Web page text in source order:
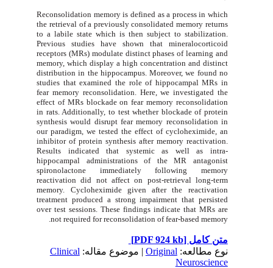
Reconsolidation memory is defined as a process in which
the retrieval of a previously consolidated memory returns
to a labile state which is then subject to stabilization.
Previous studies have shown that mineralocorticoid
receptors (MRs) modulate distinct phases of learning and
memory, which display a high concentration and distinct
distribution in the hippocampus. Moreover, we found no
studies that examined the role of hippocampal MRs in
fear memory reconsolidation. Here, we investigated the
effect of MRs blockade on fear memory reconsolidation
in rats. Additionally, to test whether blockade of protein
synthesis would disrupt fear memory reconsolidation in
our paradigm, we tested the effect of cycloheximide, an
inhibitor of protein synthesis after memory reactivation.
Results indicated that systemic as well as intra-
hippocampal administrations of the MR antagonist
spironolactone immediately following memory
reactivation did not affect on post-retrieval long-term
memory. Cycloheximide given after the reactivation
treatment produced a strong impairment that persisted
over test sessions. These findings indicate that MRs are
not required for reconsolidation of fear-based memory.
متن کامل[PDF 924 kb]
نوع مطالعه:Original| موضوع مقاله:Clinical
Neuroscience